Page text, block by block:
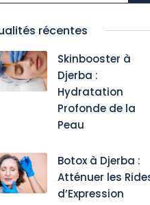
récentes
Skinbooster à
Djerba :
Hydratation
Profonde de la
Peau
Botox à Djerba :
Atténuer les
d’Expression